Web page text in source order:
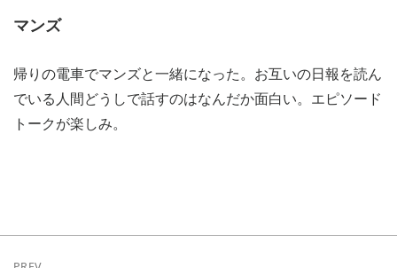
マンズ
帰りの電車でマンズと一緒になった。お互いの日報を読ん
でいる人間どうしで話すのはなんだか面白い。エピソード
トークが楽しみ。